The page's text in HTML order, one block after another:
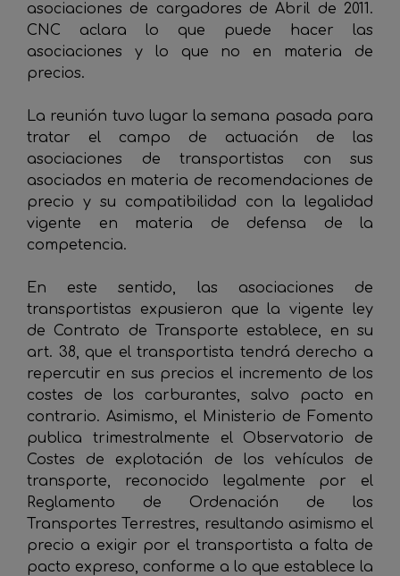
asociaciones de cargadores de Abril de 2011.
CNC aclara lo que puede hacer las
asociaciones y lo que no en materia de
precios.
La reunión tuvo lugar la semana pasada para
tratar el campo de actuación de las
asociaciones de transportistas con sus
asociados en materia de recomendaciones de
precio y su compatibilidad con la legalidad
vigente en materia de defensa de la
competencia.
En este sentido, las asociaciones de
transportistas expusieron que la vigente ley
de Contrato de Transporte establece, en su
art. 38, que el transportista tendrá derecho a
repercutir en sus precios el incremento de los
costes de los carburantes, salvo pacto en
contrario. Asimismo, el Ministerio de Fomento
publica trimestralmente el Observatorio de
Costes de explotación de los vehículos de
transporte, reconocido legalmente por el
Reglamento de Ordenación de los
Transportes Terrestres, resultando asimismo el
precio a exigir por el transportista a falta de
pacto expreso, conforme a lo que establece la